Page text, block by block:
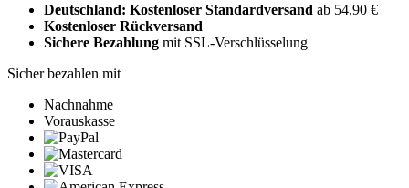
Deutschland: Kostenloser Standardversand ab 54,90 €
Kostenloser Rückversand
Sichere Bezahlung mit SSL-Verschlüsselung
Sicher bezahlen mit
Nachnahme
Vorauskasse